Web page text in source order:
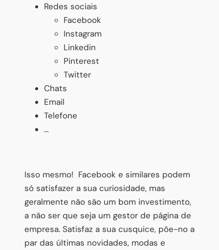
Redes sociais
Facebook
Instagram
Linkedin
Pinterest
Twitter
Chats
Email
Telefone
…
Isso mesmo! Facebook e similares podem
só satisfazer a sua curiosidade, mas
geralmente não são um bom investimento,
a não ser que seja um gestor de página de
empresa. Satisfaz a sua cusquice, põe-no a
par das últimas novidades, modas e